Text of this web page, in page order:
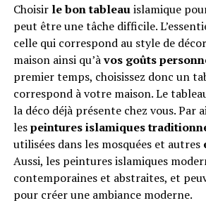
Choisir le bon tableauislamique
peut être une tâche difficile.
celle qui correspond au style de
maison ainsi qu’àvos goûts
premier temps, choisissez donc un
correspond à votre maison. Le
la déco déjà présente chez vous. Par
lespeintures islamiques
utilisées dans les mosquées et autres
Aussi, les peintures islamiques
contemporaines et abstraites, et
pour créer une ambiance moderne.